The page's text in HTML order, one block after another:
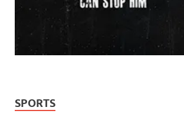
SPORTS